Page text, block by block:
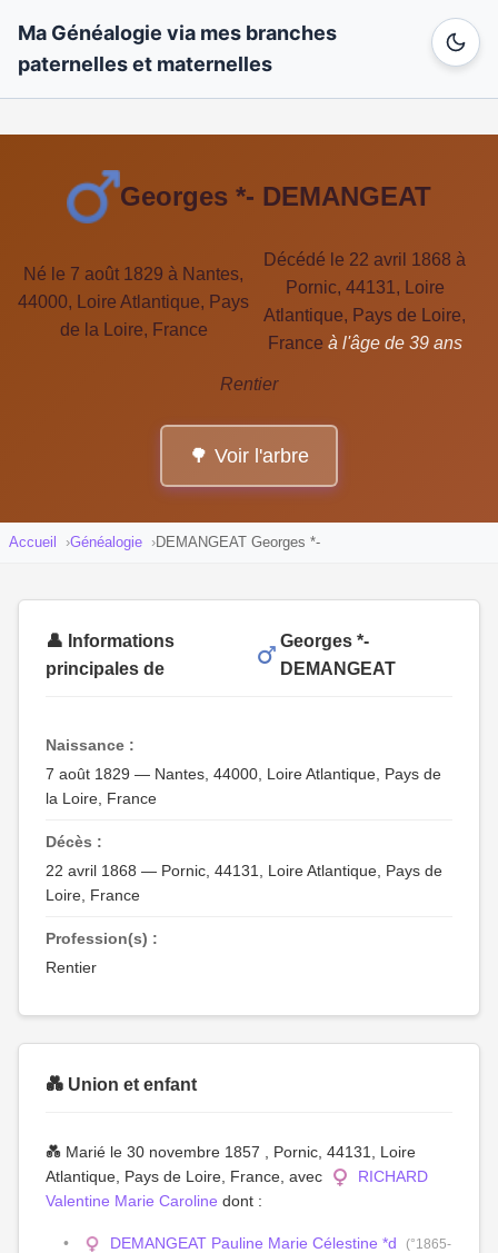
Ma Généalogie via mes branches
paternelles et maternelles
Georges *- DEMANGEAT
Né le 7 août 1829 à Nantes,
44000, Loire Atlantique, Pays
de la Loire, France
Décédé le 22 avril 1868 à
Pornic, 44131, Loire
Atlantique, Pays de Loire,
France à l'âge de 39 ans
Rentier
🌳 Voir l'arbre
Accueil Généalogie DEMANGEAT Georges *-
👤 Informations
principales de
Georges *-
DEMANGEAT
Naissance :
7 août 1829 — Nantes, 44000, Loire Atlantique, Pays de
la Loire, France
Décès :
22 avril 1868 — Pornic, 44131, Loire Atlantique, Pays de
Loire, France
Profession(s) :
Rentier
💑 Union et enfant
💑 Marié le 30 novembre 1857 , Pornic, 44131, Loire
Atlantique, Pays de Loire, France, avec
RICHARD
Valentine Marie Caroline dont :
DEMANGEAT Pauline Marie Célestine *d
(°1865-